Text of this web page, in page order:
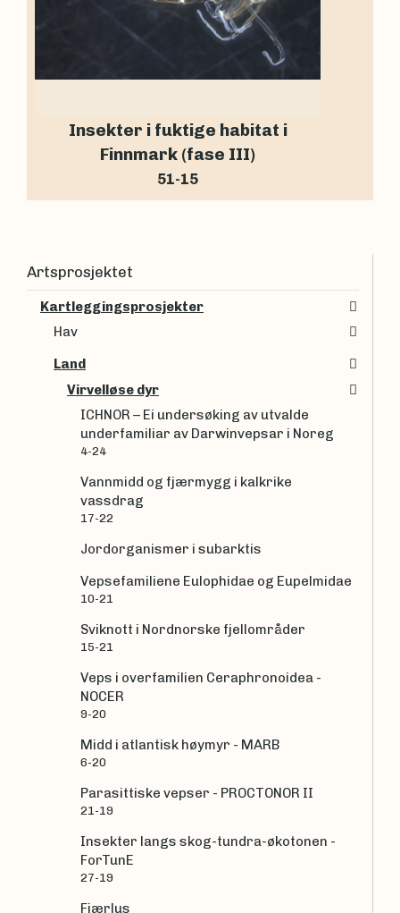
Insekter i fuktige habitat i
Finnmark (fase III)
51-15
Artsprosjektet
Kartleggingsprosjekter
Hav
Land
Virvelløse dyr
ICHNOR – Ei undersøking av utvalde
underfamiliar av Darwinvepsar i Noreg
4-24
Vannmidd og fjærmygg i kalkrike
vassdrag
17-22
Jordorganismer i subarktis
Vepsefamiliene Eulophidae og Eupelmidae
10-21
Sviknott i Nordnorske fjellområder
15-21
Veps i overfamilien Ceraphronoidea -
NOCER
9-20
Midd i atlantisk høymyr - MARB
6-20
Parasittiske vepser - PROCTONOR II
21-19
Insekter langs skog-tundra-økotonen -
ForTunE
27-19
Fjærlus